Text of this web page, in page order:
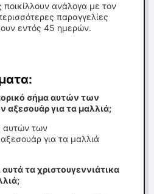
ποικίλλουν ανάλογα με τον
παραγγελίες
εντός 45 ημερών.
σήμα αυτών των
αξεσουάρ για τα μαλλιά;
αυτών των
για τα μαλλιά
τα χριστουγεννιάτικα